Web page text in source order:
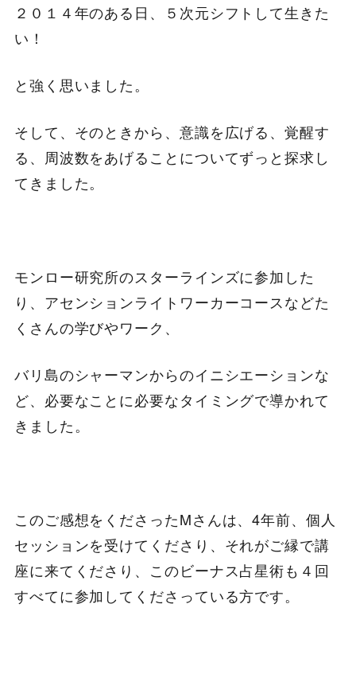
２０１４年のある日、５次元シフトして生きた
い！
と強く思いました。
そして、そのときから、意識を広げる、覚醒す
る、周波数をあげることについてずっと探求し
てきました。
モンロー研究所のスターラインズに参加した
り、アセンションライトワーカーコースなどた
くさんの学びやワーク、
バリ島のシャーマンからのイニシエーションな
ど、必要なことに必要なタイミングで導かれて
きました。
このご感想をくださったMさんは、4年前、個人
セッションを受けてくださり、それがご縁で講
座に来てくださり、このビーナス占星術も４回
すべてに参加してくださっている方です。